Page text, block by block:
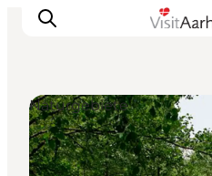
Sehen und erleben
Naturgebiete